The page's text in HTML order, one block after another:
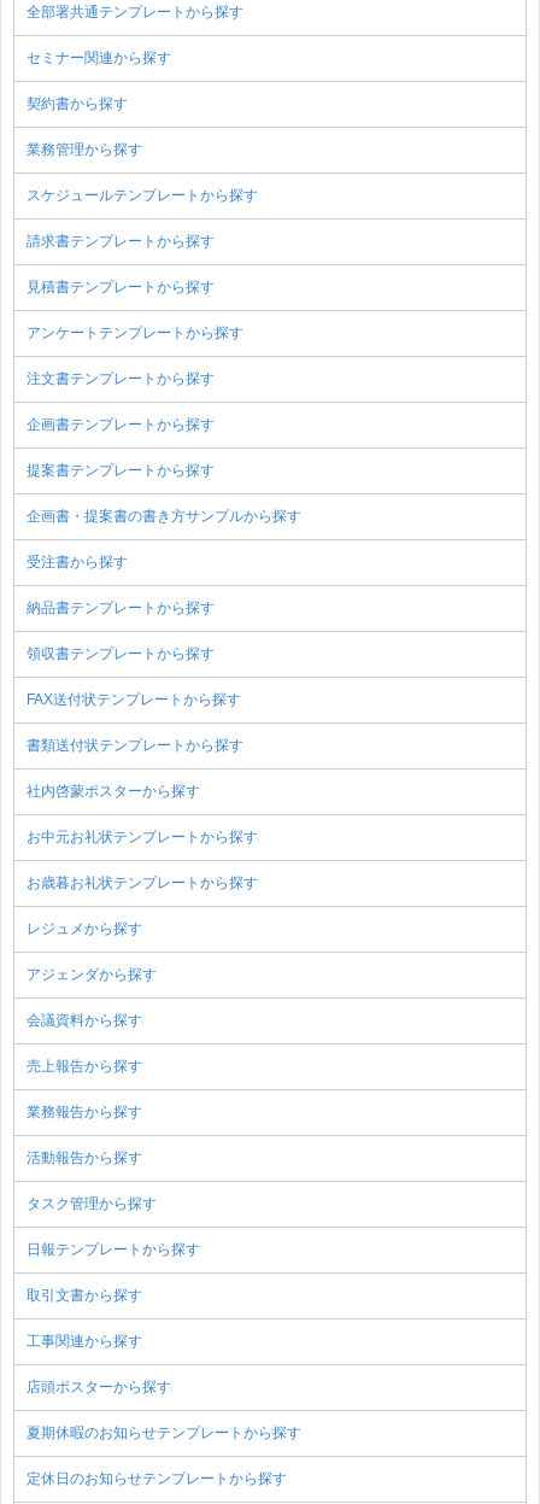
全部署共通テンプレートから探す
セミナー関連から探す
契約書から探す
業務管理から探す
スケジュールテンプレートから探す
請求書テンプレートから探す
見積書テンプレートから探す
アンケートテンプレートから探す
注文書テンプレートから探す
企画書テンプレートから探す
提案書テンプレートから探す
企画書・提案書の書き方サンプルから探す
受注書から探す
納品書テンプレートから探す
領収書テンプレートから探す
FAX送付状テンプレートから探す
書類送付状テンプレートから探す
社内啓蒙ポスターから探す
お中元お礼状テンプレートから探す
お歳暮お礼状テンプレートから探す
レジュメから探す
アジェンダから探す
会議資料から探す
売上報告から探す
業務報告から探す
活動報告から探す
タスク管理から探す
日報テンプレートから探す
取引文書から探す
工事関連から探す
店頭ポスターから探す
夏期休暇のお知らせテンプレートから探す
定休日のお知らせテンプレートから探す